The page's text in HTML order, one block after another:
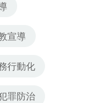
宣導
行動化
罪防治